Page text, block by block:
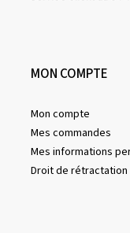
MON COMPTE
Mon compte
Mes commandes
Mes informations
Droit de rétractation